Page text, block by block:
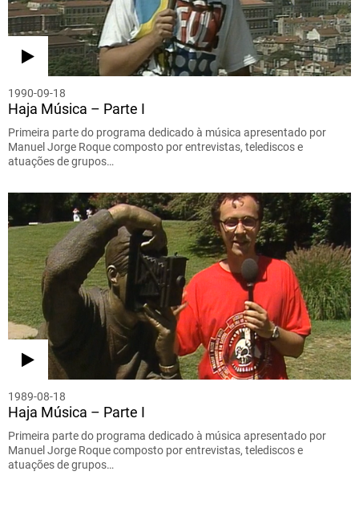
1990-09-18
Haja Música – Parte I
Primeira parte do programa dedicado à música apresentado por
Manuel Jorge Roque composto por entrevistas, telediscos e
atuações de grupos…
1989-08-18
Haja Música – Parte I
Primeira parte do programa dedicado à música apresentado por
Manuel Jorge Roque composto por entrevistas, telediscos e
atuações de grupos…